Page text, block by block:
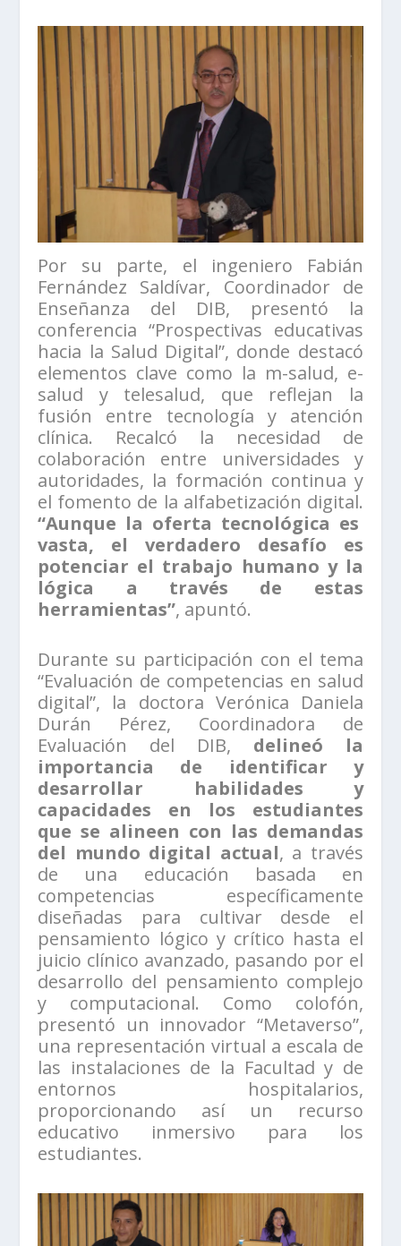
Por su parte, el ingeniero Fabián
Fernández Saldívar, Coordinador de
Enseñanza del DIB, presentó la
conferencia “Prospectivas educativas
hacia la Salud Digital”, donde destacó
elementos clave como la m-salud, e-
salud y telesalud, que reflejan la
fusión entre tecnología y atención
clínica. Recalcó la necesidad de
colaboración entre universidades y
autoridades, la formación continua y
el fomento de la alfabetización digital.
“Aunque la oferta tecnológica es
vasta, el verdadero desafío es
potenciar el trabajo humano y la
lógica a través de estas
herramientas”, apuntó.
Durante su participación con el tema
“Evaluación de competencias en salud
digital”, la doctora Verónica Daniela
Durán Pérez, Coordinadora de
Evaluación del DIB, delineó la
importancia de identificar y
desarrollar habilidades y
capacidades en los estudiantes
que se alineen con las demandas
del mundo digital actual, a través
de una educación basada en
competencias específicamente
diseñadas para cultivar desde el
pensamiento lógico y crítico hasta el
juicio clínico avanzado, pasando por el
desarrollo del pensamiento complejo
y computacional. Como colofón,
presentó un innovador “Metaverso”,
una representación virtual a escala de
las instalaciones de la Facultad y de
entornos hospitalarios,
proporcionando así un recurso
educativo inmersivo para los
estudiantes.